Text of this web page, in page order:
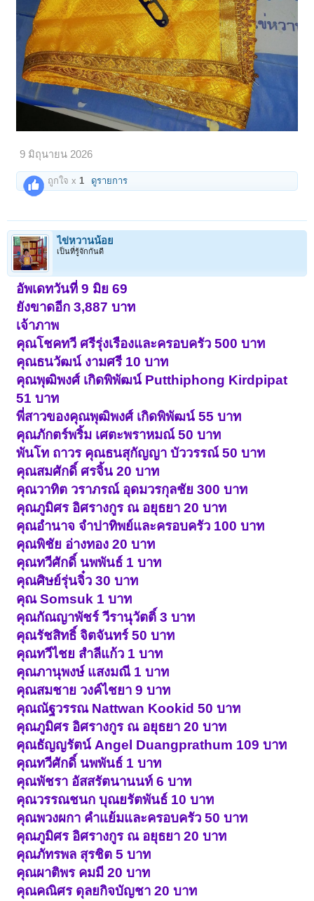
9 มิถุนายน 2026
ถูกใจ x1 ดูรายการ
ไข่หวานน้อย
เป็นที่รู้จักกันดี
อัพเดทวันที่ 9 มิย 69
ยังขาดอีก 3,887 บาท
เจ้าภาพ
คุณโชคทวี ศรีรุ่งเรืองและครอบครัว 500 บาท
คุณธนวัฒน์ งามศรี 10 บาท
คุณพุฒิพงศ์ เกิดพิพัฒน์ Putthiphong Kirdpipat
51 บาท
พี่สาวของคุณพุฒิพงศ์ เกิดพิพัฒน์ 55 บาท
คุณภักตร์พริ้ม เศตะพราหมณ์ 50 บาท
พันโท ถาวร คุณธนสุกัญญา บัววรรณ์ 50 บาท
คุณสมศักดิ์ ศรจิ้น 20 บาท
คุณวาทิต วราภรณ์ อุดมวรกุลชัย 300 บาท
คุณภูมิศร อิศรางกูร ณ อยุธยา 20 บาท
คุณอำนาจ จำปาทิพย์และครอบครัว 100 บาท
คุณพิชัย อ่างทอง 20 บาท
คุณทวีศักดิ์ นพพันธ์ 1 บาท
คุณศิษย์รุ่นจิ๋ว 30 บาท
คุณ Somsuk 1 บาท
คุณกัณญาพัชร์ วีรานุวัตติ์ 3 บาท
คุณรัชสิทธิ์ จิตจันทร์ 50 บาท
คุณทวีไชย สำลีแก้ว 1 บาท
คุณภานุพงษ์ แสงมณี 1 บาท
คุณสมชาย วงค์ไชยา 9 บาท
คุณณัฐวรรณ Nattwan Kookid 50 บาท
คุณภูมิศร อิศรางกูร ณ อยุธยา 20 บาท
คุณธัญญรัตน์ Angel Duangprathum 109 บาท
คุณทวีศักดิ์ นพพันธ์ 1 บาท
คุณพัชรา อัสสรัตนานนท์ 6 บาท
คุณวรรณชนก บุณยรัตพันธ์ 10 บาท
คุณพวงผกา คำแย้มและครอบครัว 50 บาท
คุณภูมิศร อิศรางกูร ณ อยุธยา 20 บาท
คุณภัทรพล สุรชิต 5 บาท
คุณผาติพร คมมี 20 บาท
คุณคณิศร ดุลยกิจบัญชา 20 บาท